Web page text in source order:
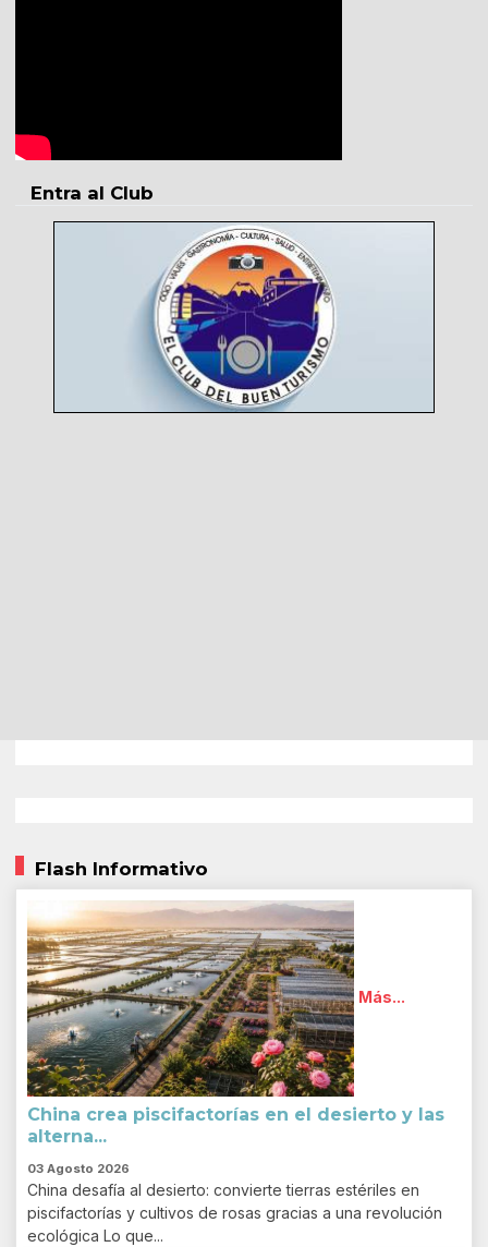
Entra al Club
Flash Informativo
Más...
China crea piscifactorías en el desierto y las
alterna...
03 Agosto 2026
China desafía al desierto: convierte tierras estériles en
piscifactorías y cultivos de rosas gracias a una revolución
ecológica Lo que...